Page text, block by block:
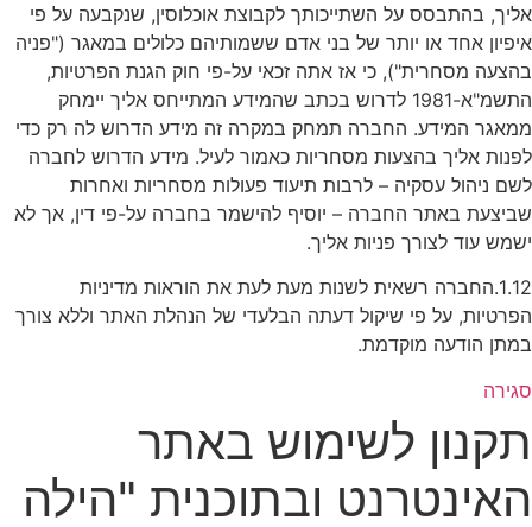
בהתבסס על השתייכותך לקבוצת אוכלוסין, שנקבעה על פי
אחד או יותר של בני אדם ששמותיהם כלולים במאגר ("פניה
מסחרית"), כי אז אתה זכאי על-פי חוק הגנת הפרטיות,
התשמ"א-1981 לדרוש בכתב שהמידע המתייחס אליך יימחק
המידע. החברה תמחק במקרה זה מידע הדרוש לה רק כדי
אליך בהצעות מסחריות כאמור לעיל. מידע הדרוש לחברה
ניהול עסקיה – לרבות תיעוד פעולות מסחריות ואחרות
באתר החברה – יוסיף להישמר בחברה על-פי דין, אך לא
עוד לצורך פניות אליך.
1.12.החברה רשאית לשנות מעת לעת את הוראות מדיניות
על פי שיקול דעתה הבלעדי של הנהלת האתר וללא צורך
הודעה מוקדמת.
לשימוש באתר
ובתוכנית "הילה